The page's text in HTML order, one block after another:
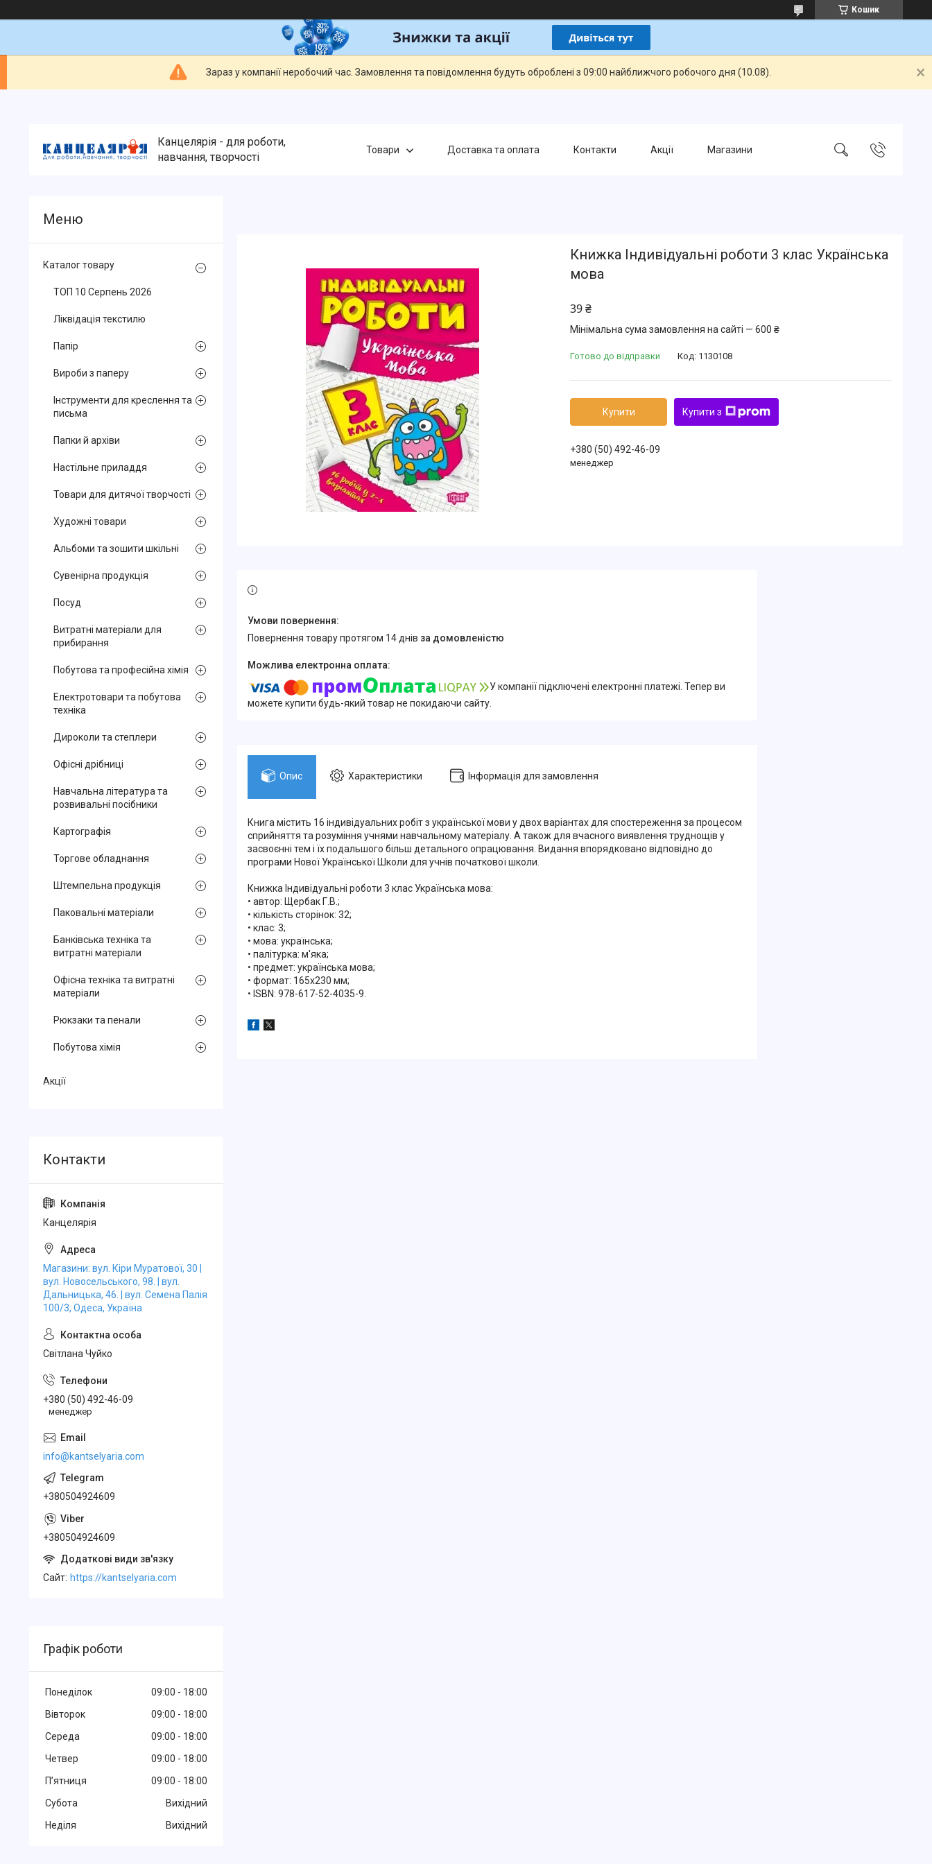
Кошик
Зараз у компанії неробочий час. Замовлення та повідомлення будуть оброблені з 09:00 найближчого робочого дня (10.08).
Канцелярія - для роботи,
навчання, творчості
Товари Доставка та оплата Контакти Акції Магазини
Книжка Індивідуальні роботи 3 клас Українська
мова
39 ₴
Мінімальна сума замовлення на сайті — 600 ₴
Готово до відправки Код: 1130108
Купити Купити з
+380 (50) 492-46-09
менеджер
повернення товару протягом 14 днів за домовленістю
У компанії підключені електронні платежі. Тепер ви
можете купити будь-який товар не покидаючи сайту.
Опис Характеристики Інформація для замовлення
Книга містить 16 індивідуальних робіт з української мови у двох варіантах для спостереження за процесом
сприйняття та розуміння учнями навчальному матеріалу. А також для вчасного виявлення труднощів у
засвоєнні тем і їх подальшого більш детального опрацювання. Видання впорядковано відповідно до
програми Нової Української Школи для учнів початкової школи.
Книжка Індивідуальні роботи 3 клас Українська мова:
• автор: Щербак Г.В.;
• кількість сторінок: 32;
• клас: 3;
• мова: українська;
• палітурка: м'яка;
• предмет: українська мова;
• формат: 165x230 мм;
• ISBN: 978-617-52-4035-9.
Каталог товару
ТОП 10 Серпень 2026
Ліквідація текстилю
Папір
Вироби з паперу
Інструменти для креслення та
письма
Папки й архіви
Настільне приладдя
Товари для дитячої творчості
Художні товари
Альбоми та зошити шкільні
Сувенірна продукція
Посуд
Витратні матеріали для
прибирання
Побутова та професійна хімія
Електротовари та побутова
техніка
Дироколи та степлери
Офісні дрібниці
Навчальна література та
розвивальні посібники
Картографія
Торгове обладнання
Штемпельна продукція
Паковальні матеріали
Банківська техніка та
витратні матеріали
Офісна техніка та витратні
матеріали
Рюкзаки та пенали
Побутова хімія
Акції
Канцелярiя
Магазини: вул. Кіри Муратової, 30 |
вул. Новосельського, 98. | вул.
Дальницька, 46. | вул. Семена Палія
100/3, Одеса, Україна
Свiтлана Чуйко
+380 (50) 492-46-09
менеджер
info@kantselyaria.com
+380504924609
+380504924609
Cайт https://kantselyaria.com
Графік роботи
Понеділок 09:00
18:00
Вівторок
09:00
18:00
Середа
09:00
18:00
Четвер
09:00
18:00
Пʼятниця
09:00
18:00
Субота
Вихідний
Неділя
Вихідний